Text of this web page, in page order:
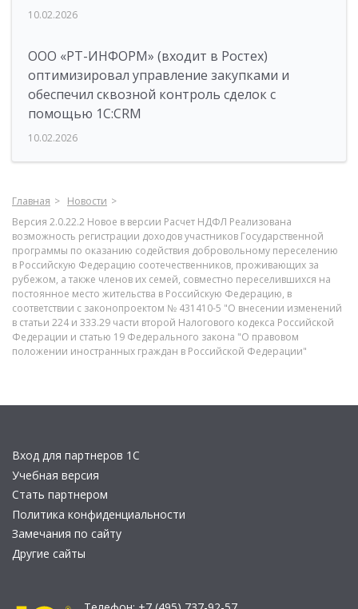
10.02.2026
ООО «РТ-ИНФОРМ» (входит в Ростех)
оптимизировал управление закупками и
обеспечил сквозной контроль сделок с
помощью 1С:CRM
10.02.2026
Главная
Новости
Версия 2.0.22.2 Новое в версии Расчет НДФЛ Реализована
возможность регистрации доходов участников Государственной
программы по оказанию содействия добровольному переселению
в Российскую Федерацию соотечественников, проживающих за
рубежом, а также членов их семей, совместно переселившихся на
постоянное место жительства в Российскую Федерацию, в
соответствии с законопроектом № 431410-5 "О внесении изменений
в статьи 224 и 333.29 части второй Налогового кодекса Российской
Федерации и статью 19 Федерального закона "О правовом
положении иностранных граждан в Российской Федерации"
Вход для партнеров 1С
Учебная версия
Стать партнером
Политика конфиденциальности
Замечания по сайту
Другие сайты